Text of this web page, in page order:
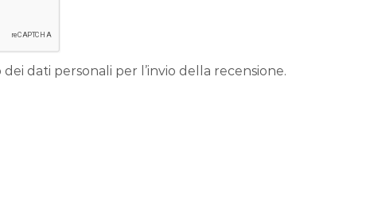
dati personali per l’invio della recensione.